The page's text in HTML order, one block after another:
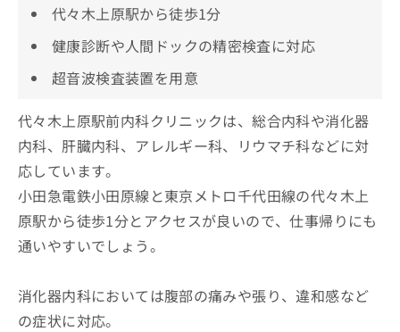
代々木上原駅から徒歩1分
健康診断や人間ドックの精密検査に対応
超音波検査装置を用意
代々木上原駅前内科クリニックは、総合内科や消化器
内科、肝臓内科、アレルギー科、リウマチ科などに対
応しています。
小田急電鉄小田原線と東京メトロ千代田線の代々木上
原駅から徒歩1分とアクセスが良いので、仕事帰りにも
通いやすいでしょう。
消化器内科においては腹部の痛みや張り、違和感など
の症状に対応。